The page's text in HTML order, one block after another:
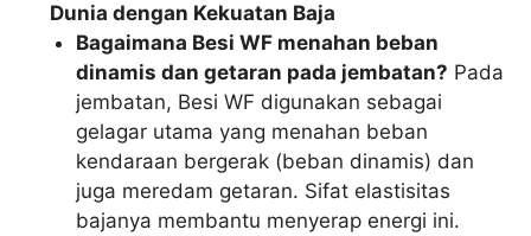
Dunia dengan Kekuatan Baja
Bagaimana Besi WF menahan beban
dinamis dan getaran pada jembatan? Pada
jembatan, Besi WF digunakan sebagai
gelagar utama yang menahan beban
kendaraan bergerak (beban dinamis) dan
juga meredam getaran. Sifat elastisitas
bajanya membantu menyerap energi ini.